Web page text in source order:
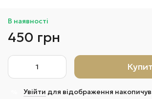
В наявності
450 грн
Увійти для відображення